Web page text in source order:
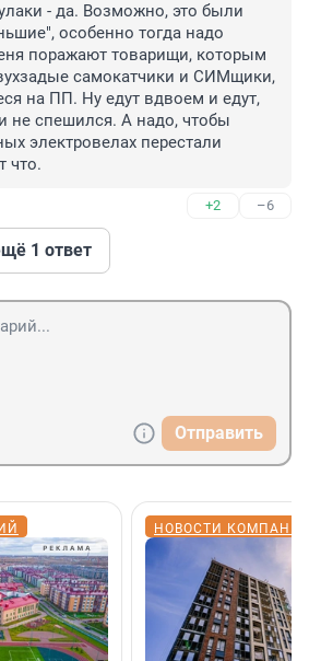
- да. Возможно, это были
особенно тогда надо
поражают товарищи, которым
самокатчики и СИМщики,
на ПП. Ну едут вдвоем и едут,
не спешился. А надо, чтобы
электровелах перестали
что.
+2 –6
1 ответ
Отправить
НОВОСТИ